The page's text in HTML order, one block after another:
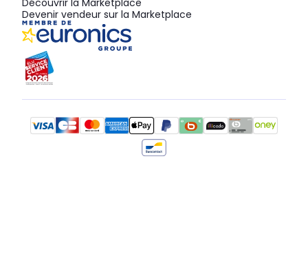
Découvrir la Marketplace
Devenir vendeur sur la Marketplace